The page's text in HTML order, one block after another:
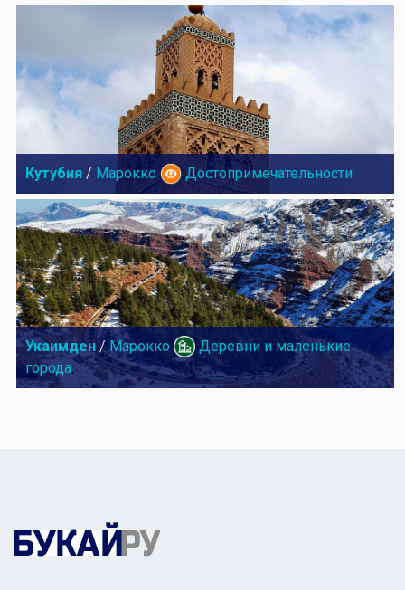
Кутубия / Марокко Достопримечательности
Укаимден/ Марокко
Деревни и маленькие
города